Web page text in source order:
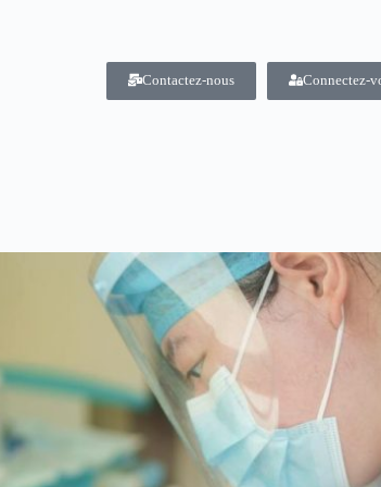
Contactez-nous Connectez-